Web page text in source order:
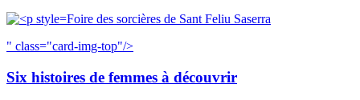
Foire des sorcières de Sant Feliu Saserra
" class="card-img-top"/>
Six histoires de femmes à découvrir